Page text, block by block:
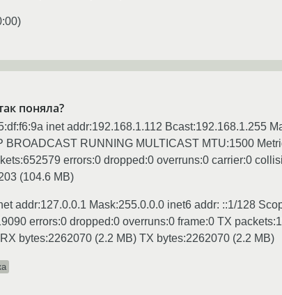
)
поняла?
inet addr:192.168.1.112 Bcast:192.168.1.255
RUNNING MULTICAST MTU:1500
errors:0 dropped:0 overruns:0 carrier:0
(104.6 MB)
addr:127.0.0.1 Mask:255.0.0.0 inet6 addr: ::1/128
errors:0 dropped:0 overruns:0 frame:0 TX
bytes:2262070 (2.2 MB) TX bytes:2262070 (2.2 MB)